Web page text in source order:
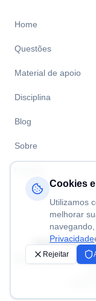
Home
Questões
Material de apoio
Disciplina
Blog
Sobre
Aprenda
Resolva questões
Cookies
Utilizamos
melhorar
Privacidade
Rejeitar